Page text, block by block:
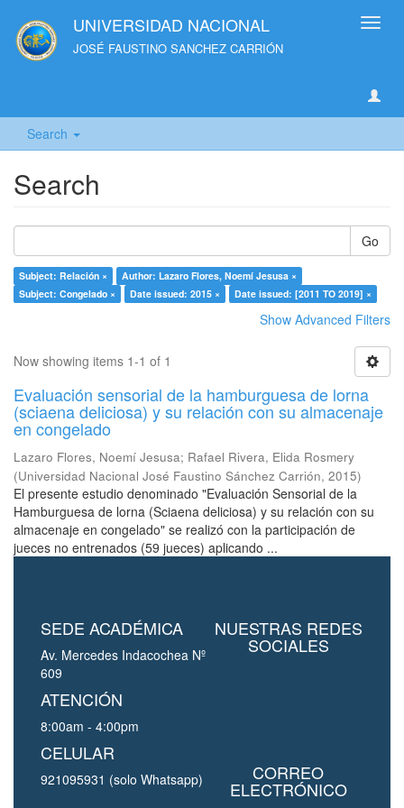
UNIVERSIDAD NACIONAL
JOSÉ FAUSTINO SANCHEZ CARRIÓN
Search
Search
Go
Subject: Relación ×
Author: Lazaro Flores, Noemí Jesusa ×
Subject: Congelado ×
Date issued: 2015 × Date issued: [2011 TO 2019] ×
Show Advanced Filters
Now showing items 1-1 of 1
Evaluación sensorial de la hamburguesa de lorna
(sciaena deliciosa) y su relación con su almacenaje
en congelado
Lazaro Flores, Noemí Jesusa; Rafael Rivera, Elida Rosmery
(Universidad Nacional José Faustino Sánchez Carrión, 2015)
El presente estudio denominado "Evaluación Sensorial de la
Hamburguesa de lorna (Sciaena deliciosa) y su relación con su
almacenaje en congelado" se realizó con la participación de
jueces no entrenados (59 jueces) aplicando ...
SEDE ACADÉMICA
Av. Mercedes Indacochea Nº
609
ATENCIÓN
8:00am - 4:00pm
CELULAR
921095931 (solo Whatsapp)
NUESTRAS REDES
SOCIALES
CORREO
ELECTRÓNICO